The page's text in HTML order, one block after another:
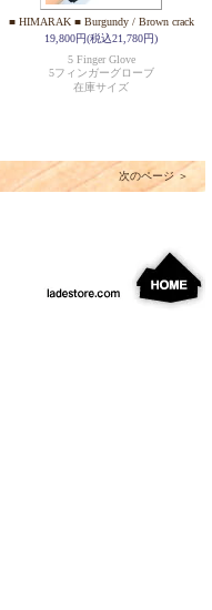
■ HIMARAK ■ Burgundy / Brown crack
19,800円(税込21,780円)
5 Finger Glove
5フィンガーグローブ
在庫サイズ
次のページ ＞